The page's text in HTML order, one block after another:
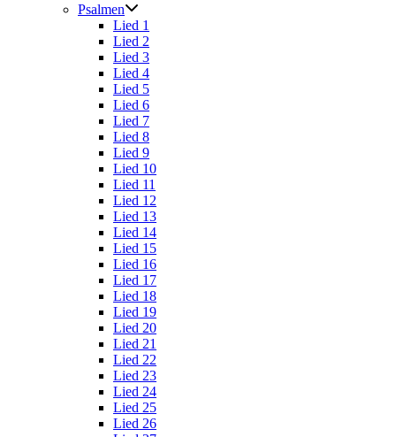
Psalmen
Lied 1
Lied 2
Lied 3
Lied 4
Lied 5
Lied 6
Lied 7
Lied 8
Lied 9
Lied 10
Lied 11
Lied 12
Lied 13
Lied 14
Lied 15
Lied 16
Lied 17
Lied 18
Lied 19
Lied 20
Lied 21
Lied 22
Lied 23
Lied 24
Lied 25
Lied 26